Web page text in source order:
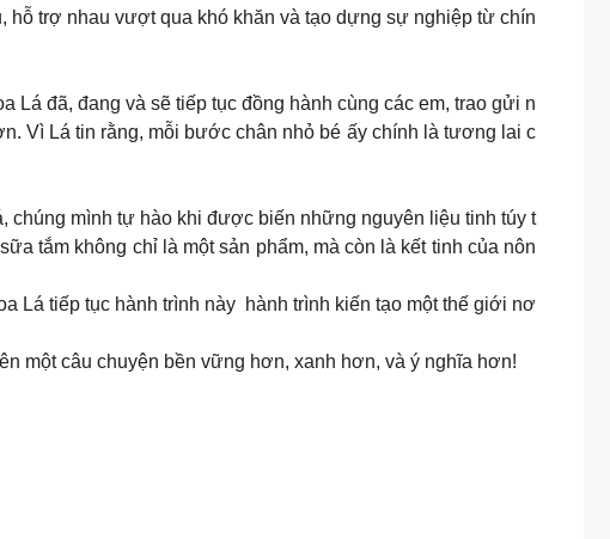
trợ nhau vượt qua khó khăn và tạo dựng sự nghiệp từ chín
đã, đang và sẽ tiếp tục đồng hành cùng các em, trao gửi n
Vì Lá tin rằng, mỗi bước chân nhỏ bé ấy chính là tương lai c
mình tự hào khi được biến những nguyên liệu tinh túy t
tắm không chỉ là một sản phẩm, mà còn là kết tinh của nôn
Lá tiếp tục hành trình này hành trình kiến tạo một thế giới nơ
một câu chuyện bền vững hơn, xanh hơn, và ý nghĩa hơn!